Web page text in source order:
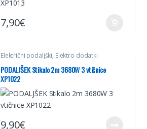
7,90€
Električni podaljški, Elektro dodatki
PODALJŠEK Stikalo 2m 3680W 3 vtičnice
XP1022
9,90€